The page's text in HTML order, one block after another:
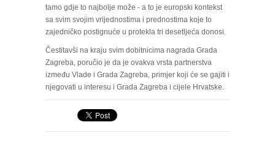
tamo gdje to najbolje može - a to je europski kontekst
sa svim svojim vrijednostima i prednostima koje to
zajedničko postignuće u protekla tri desetljeća donosi.
Čestitavši na kraju svim dobitnicima nagrada Grada
Zagreba, poručio je da je ovakva vrsta partnerstva
između Vlade i Grada Zagreba, primjer koji će se gajiti i
njegovati u interesu i Grada Zagreba i cijele Hrvatske.